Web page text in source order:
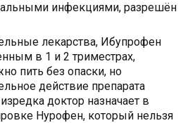
инфекциями, разрешён
лекарства, Ибупрофен
в 1 и 2 триместрах,
пить без опаски, но
действие препарата
доктор назначает в
Нурофен, который нельзя